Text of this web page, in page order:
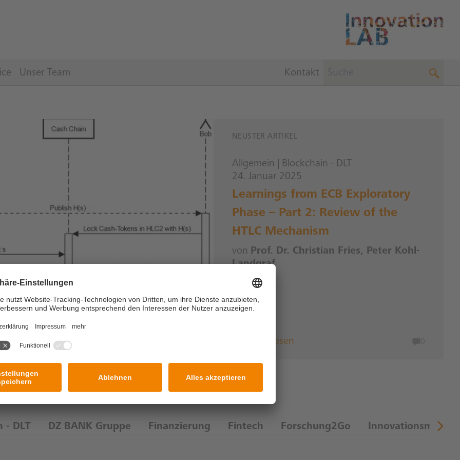
Unser Team Kontakt
NEUSTER ARTIKEL
Allgemein
Blockchain - DLT
24. Januar 2025
Learnings from ECB Exploratory
Phase – Part 2: Review of the
HTLC Mechanism
von Prof. Dr. Christian Fries, Peter Kohl-
Landgraf
Weiterlesen
- DLT DZ BANK Gruppe Finanzierung Fintech Forschung2Go